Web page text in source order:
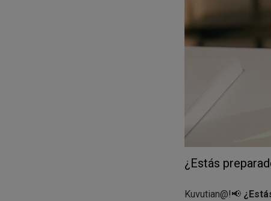
También te
desde Tiktok
¿Estás
Kuvutian@!📢